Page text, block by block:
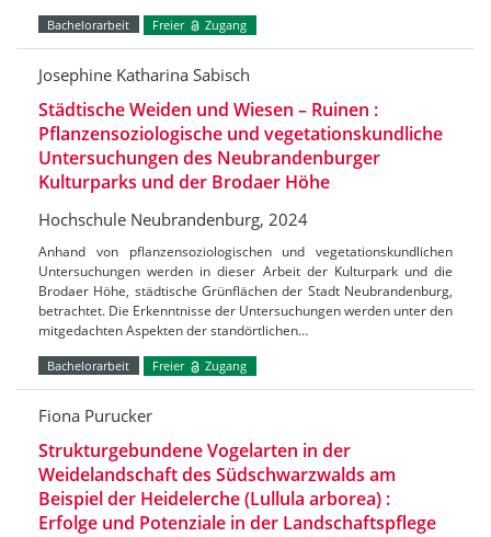
Bachelorarbeit Freier Zugang
Josephine Katharina Sabisch
Städtische Weiden und Wiesen – Ruinen :
Pflanzensoziologische und vegetationskundliche
Untersuchungen des Neubrandenburger
Kulturparks und der Brodaer Höhe
Hochschule Neubrandenburg, 2024
Anhand von pflanzensoziologischen und vegetationskundlichen
Untersuchungen werden in dieser Arbeit der Kulturpark und die
Brodaer Höhe, städtische Grünflächen der Stadt Neubrandenburg,
betrachtet. Die Erkenntnisse der Untersuchungen werden unter den
mitgedachten Aspekten der standörtlichen…
Bachelorarbeit Freier Zugang
Fiona Purucker
Strukturgebundene Vogelarten in der
Weidelandschaft des Südschwarzwalds am
Beispiel der Heidelerche (Lullula arborea) :
Erfolge und Potenziale in der Landschaftspflege